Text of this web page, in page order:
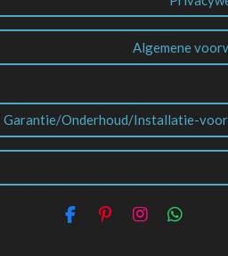
Algemene
Garantie/Onderhoud/Installatie-
F
P
I
W